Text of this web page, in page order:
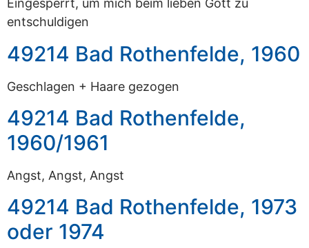
Eingesperrt, um mich beim lieben Gott zu
entschuldigen
49214 Bad Rothenfelde, 1960
Geschlagen + Haare gezogen
49214 Bad Rothenfelde,
1960/1961
Angst, Angst, Angst
49214 Bad Rothenfelde, 1973
oder 1974